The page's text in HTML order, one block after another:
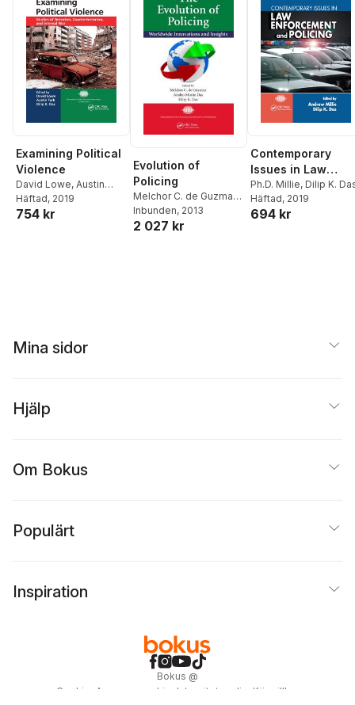
Examining Political
Violence
David Lowe, Austin
Turk,Dilip K. Das
Häftad, 2019
754 kr
Evolution of
Policing
Melchor C. de Guzman ,
Aiedeo Mintie Das
K. Das
Inbunden, 2013
2 027 kr
Contemporary
Issues in Law
Enforcement and
Policing
Ph.D. Millie, Dilip K.
Häftad, 2019
694 kr
Mina sidor
Hjälp
Om Bokus
Populärt
Inspiration
Bokus @
Cookies
Anpassa cookies Integritetspolicy Köpvillkor